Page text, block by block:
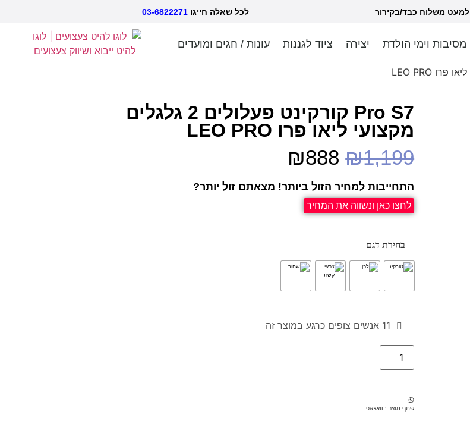
למעט משלוח כבד/בקירור לכל שאלה חייגו 03-6822271
מסיבות וימי הולדת יצירה ציוד לגננות עונות / חגים ומועדים
Pro S7 קורקינט פעלולים 2 גלגלים
מקצועי ליאו פרו LEO PRO
₪1,199
₪888
התחייבות למחיר הזול ביותר! מצאתם זול יותר?
לחצו כאן ונשווה את המחיר
בחירת דגם
11 אנשים צופים כרגע במוצר זה
שתף מוצר בוואצאפ